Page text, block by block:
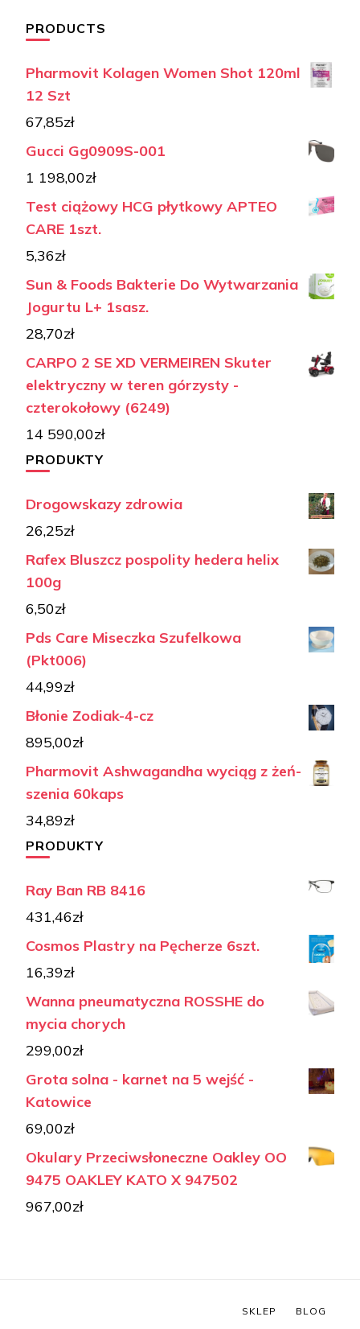
PRODUCTS
Pharmovit Kolagen Women Shot 120ml
12 Szt
67,85zł
Gucci Gg0909S-001
1 198,00zł
Test ciążowy HCG płytkowy APTEO
CARE 1szt.
5,36zł
Sun & Foods Bakterie Do Wytwarzania
Jogurtu L+ 1sasz.
28,70zł
CARPO 2 SE XD VERMEIREN Skuter
elektryczny w teren górzysty -
czterokołowy (6249)
14 590,00zł
PRODUKTY
Drogowskazy zdrowia
26,25zł
Rafex Bluszcz pospolity hedera helix
100g
6,50zł
Pds Care Miseczka Szufelkowa
(Pkt006)
44,99zł
Błonie Zodiak-4-cz
895,00zł
Pharmovit Ashwagandha wyciąg z żeń-
szenia 60kaps
34,89zł
PRODUKTY
Ray Ban RB 8416
431,46zł
Cosmos Plastry na Pęcherze 6szt.
16,39zł
Wanna pneumatyczna ROSSHE do
mycia chorych
299,00zł
Grota solna - karnet na 5 wejść -
Katowice
69,00zł
Okulary Przeciwsłoneczne Oakley OO
9475 OAKLEY KATO X 947502
967,00zł
SKLEP BLOG